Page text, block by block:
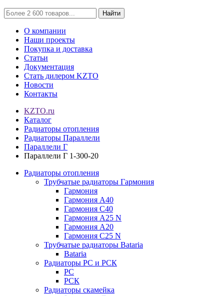
Найти
О компании
Наши проекты
Покупка и доставка
Статьи
Документация
Стать дилером KZTO
Новости
Контакты
KZTO.ru
Каталог
Радиаторы отопления
Радиаторы Параллели
Параллели Г
Параллели Г 1-300-20
Радиаторы отопления
Трубчатые радиаторы Гармония
Гармония
Гармония А40
Гармония С40
Гармония А25 N
Гармония А20
Гармония С25 N
Трубчатые радиаторы Bataria
Bataria
Радиаторы РС и РСК
РС
РСК
Радиаторы скамейка